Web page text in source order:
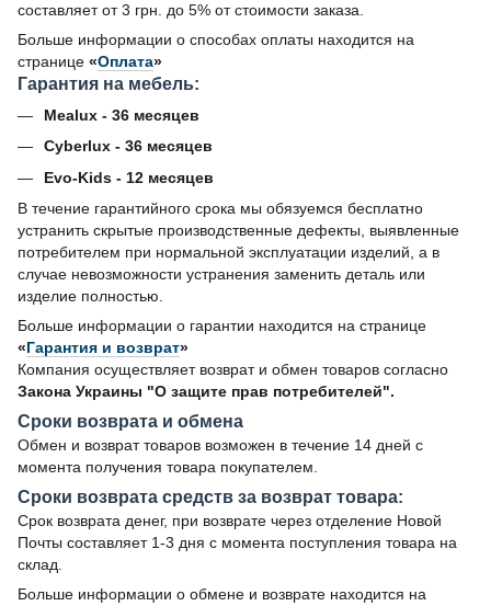
составляет от 3 грн. до 5% от стоимости заказа.
Больше информации о способах оплаты находится на
странице «Оплата»
Гарантия на мебель:
Mealux - 36 месяцев
Cyberlux - 36 месяцев
Evo-Kids - 12 месяцев
В течение гарантийного срока мы обязуемся бесплатно
устранить скрытые производственные дефекты, выявленные
потребителем при нормальной эксплуатации изделий, а в
случае невозможности устранения заменить деталь или
изделие полностью.
Больше информации о гарантии находится на странице
«Гарантия и возврат»
Компания осуществляет возврат и обмен товаров согласно
Закона Украины "О защите прав потребителей".
Сроки возврата и обмена
Обмен и возврат товаров возможен в течение 14 дней с
момента получения товара покупателем.
Сроки возврата средств за возврат товара:
Срок возврата денег, при возврате через отделение Новой
Почты составляет 1-3 дня с момента поступления товара на
склад.
Больше информации о обмене и возврате находится на